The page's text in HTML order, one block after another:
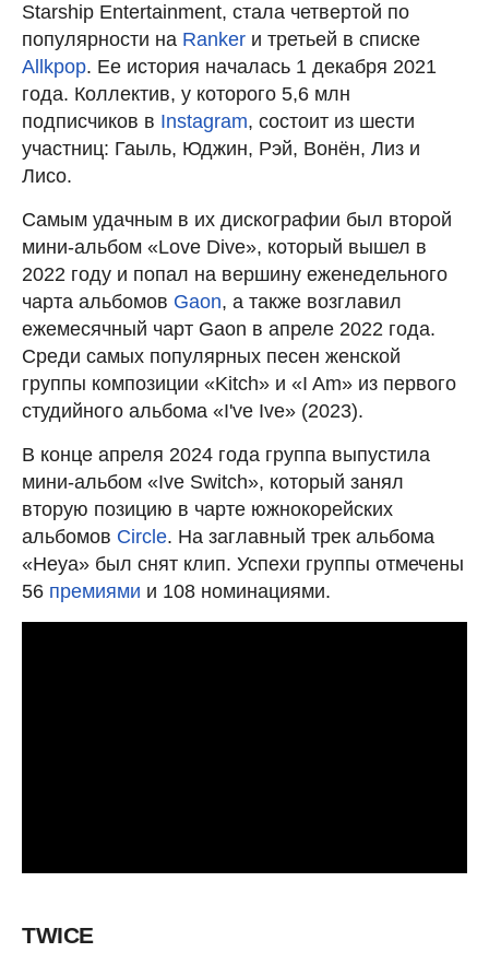
Starship Entertainment, стала четвертой по
популярности на Ranker и третьей в списке
Allkpop. Ее история началась 1 декабря 2021
года. Коллектив, у которого 5,6 млн
подписчиков в Instagram, состоит из шести
участниц: Гаыль, Юджин, Рэй, Вонён, Лиз и
Лисо.
Самым удачным в их дискографии был второй
мини-альбом «Love Dive», который вышел в
2022 году и попал на вершину еженедельного
чарта альбомов Gaon, а также возглавил
ежемесячный чарт Gaon в апреле 2022 года.
Среди самых популярных песен женской
группы композиции «Kitch» и «I Am» из первого
студийного альбома «I've Ive» (2023).
В конце апреля 2024 года группа выпустила
мини-альбом «Ive Switch», который занял
вторую позицию в чарте южнокорейских
альбомов Circle. На заглавный трек альбома
«Heya» был снят клип. Успехи группы отмечены
56 премиями и 108 номинациями.
TWICE